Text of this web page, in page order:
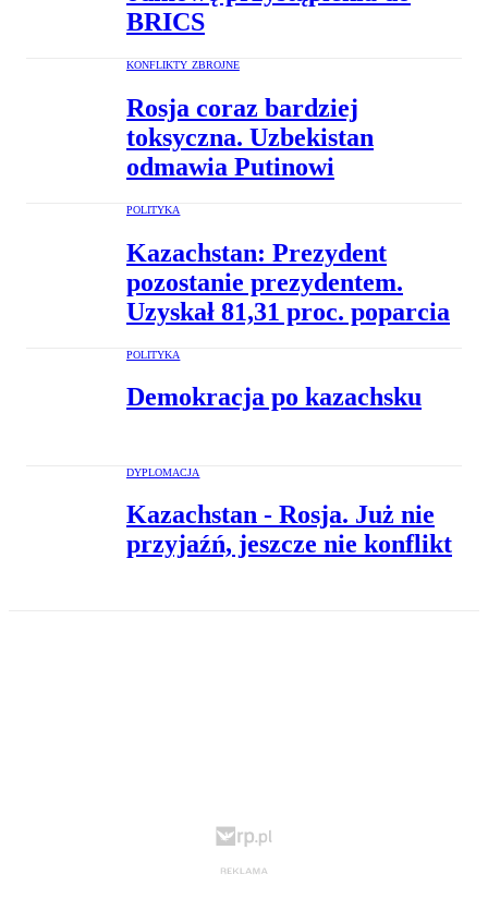
BRICS
KONFLIKTY ZBROJNE
Rosja coraz bardziej
toksyczna. Uzbekistan
odmawia Putinowi
POLITYKA
Kazachstan: Prezydent
pozostanie prezydentem.
Uzyskał 81,31 proc. poparcia
POLITYKA
Demokracja po kazachsku
DYPLOMACJA
Kazachstan - Rosja. Już nie
przyjaźń, jeszcze nie konflikt